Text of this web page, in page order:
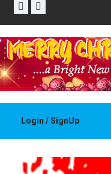
THAPELO EA BASOTHO
Login / SignUp